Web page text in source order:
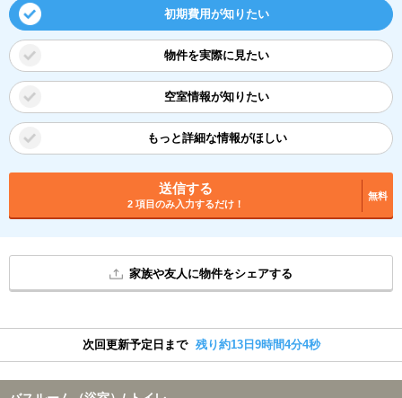
初期費用が知りたい
物件を実際に見たい
空室情報が知りたい
もっと詳細な情報がほしい
送信する
2 項目のみ入力するだけ！
無料
家族や友人に物件をシェアする
次回更新予定日まで 残り約13日9時間4分3秒